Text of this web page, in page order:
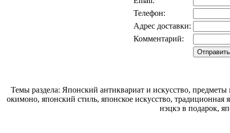
Телефон:
Адрес доставки:
Комментарий:
Темы раздела: Японский антиквариат и искусство,
окимоно, японский стиль, японское искусство,
нэцкэ в подарок,